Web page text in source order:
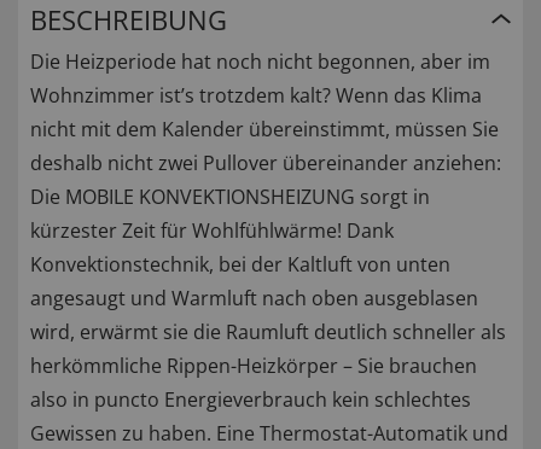
BESCHREIBUNG
Die Heizperiode hat noch nicht begonnen, aber im
Wohnzimmer ist’s trotzdem kalt? Wenn das Klima
nicht mit dem Kalender übereinstimmt, müssen Sie
deshalb nicht zwei Pullover übereinander anziehen:
Die MOBILE KONVEKTIONSHEIZUNG sorgt in
kürzester Zeit für Wohlfühlwärme! Dank
Konvektionstechnik, bei der Kaltluft von unten
angesaugt und Warmluft nach oben ausgeblasen
wird, erwärmt sie die Raumluft deutlich schneller als
herkömmliche Rippen-Heizkörper – Sie brauchen
also in puncto Energieverbrauch kein schlechtes
Gewissen zu haben. Eine Thermostat-Automatik und